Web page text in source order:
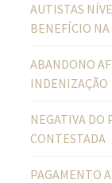
AUTISTAS
BENEFÍCIO NA
ABANDONO
INDENIZAÇÃO
NEGATIVA DO
CONTESTADA
PAGAMENTO